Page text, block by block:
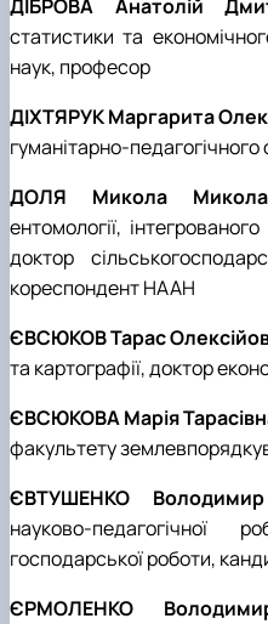
ДІБРОВА Анатолій
статистики та
наук, професор
ДІХТЯРУК Маргарита
гуманітарно-
ДОЛЯ Микола
ентомології,
доктор
кореспондент НААН
ЄВСЮКОВ Тарас
та картографії, доктор
ЄВСЮКОВА Марія
факультету
ЄВТУШЕНКО
науково-педагогічної
господарської роботи,
ЄРМОЛЕНКО